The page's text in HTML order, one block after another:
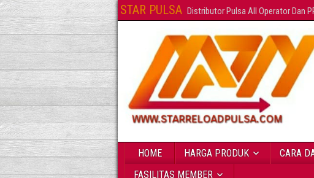
STAR PULSA Distributor Pulsa All Operator Dan
HOME HARGA PRODUK CARA
FASILITAS MEMBER